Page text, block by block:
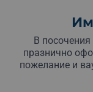
В
празнично
пожелание и